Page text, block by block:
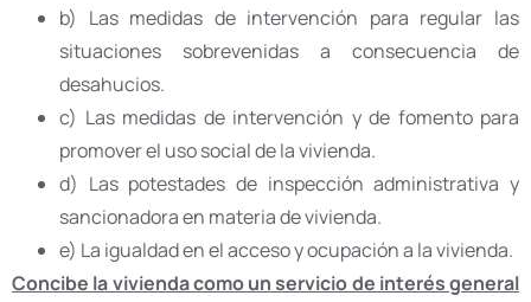
b) Las medidas de intervención para regular las
situaciones sobrevenidas a consecuencia de
desahucios.
c) Las medidas de intervención y de fomento para
promover el uso social de la vivienda.
d) Las potestades de inspección administrativa y
sancionadora en materia de vivienda.
e) La igualdad en el acceso y ocupación a la vivienda.
Concibe la vivienda como un servicio de interés general